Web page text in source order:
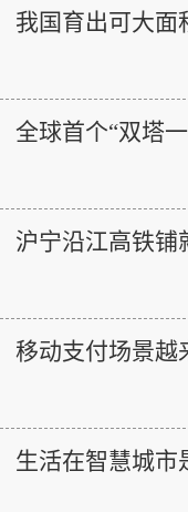
我国育出可大面
全球首个“双塔
沪宁沿江高铁铺
移动支付场景越
生活在智慧城市